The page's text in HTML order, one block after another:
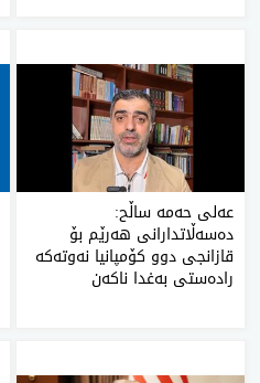
عه‌لی‌ حه‌مه‌ ساڵح:
ده‌سه‌ڵاتدارانی‌ هه‌رێم بۆ
قازانجی‌ دوو كۆمپانیا نەوتەکە
راده‌ستی بەغدا ناكه‌ن